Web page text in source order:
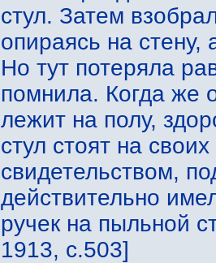
стул. Затем
опираясь на стену,
Но тут потеряла
помнила. Когда же
лежит на полу,
стул стоят на
свидетельством,
действительно
ручек на пыльной
1913, с.503]